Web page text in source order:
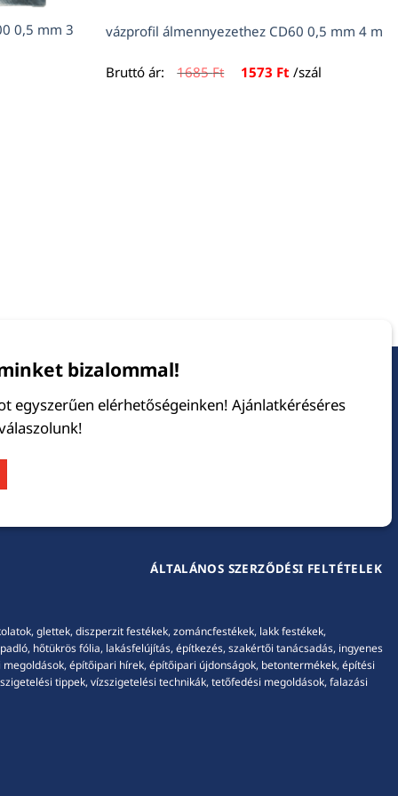
0,5 mm 3 vázprofil álmennyezethez CD60 0,5 mm 4 m
Bruttó ár: 1685Ft Original
1573 FtCurrent
/szál
bizalommal!
egyszerűen elérhetőségeinken! Ajánlatkéréséres
ÁLTALÁNOS SZERZŐDÉSI FELTÉTELEK
glettek, diszperzit festékek, zománcfestékek, lakk festékek,
hőtükrös fólia, lakásfelújítás, építkezés, szakértői tanácsadás, ingyenes
építőipari hírek, építőipari újdonságok, betontermékek, építési
tippek, vízszigetelési technikák, tetőfedési megoldások, falazási